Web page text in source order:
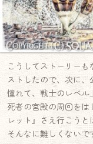
こうしてストーリー
ストしたので、次に
憧れて、戦士のレベル
死者の宮殿の周回をは
レット』さえ行こう
そんなに難しくないで